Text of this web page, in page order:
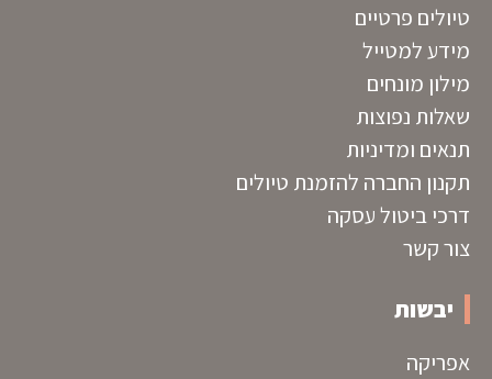
טיולים פרטיים
מידע למטייל
מילון מונחים
שאלות נפוצות
תנאים ומדיניות
תקנון החברה להזמנת טיולים
דרכי ביטול עסקה
צור קשר
יבשות
אפריקה